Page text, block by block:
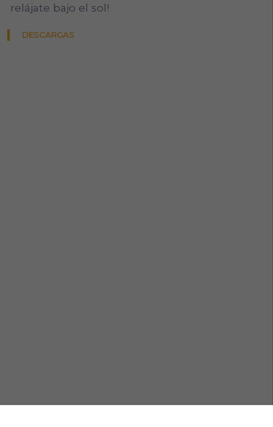
relájate bajo el sol!
DESCARGAS